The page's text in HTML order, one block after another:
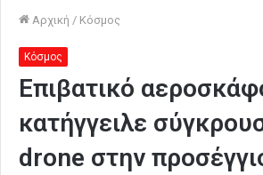
Αρχική / Κόσμος
Κόσμος
Επιβατικό
κατήγγειλε
drone στην